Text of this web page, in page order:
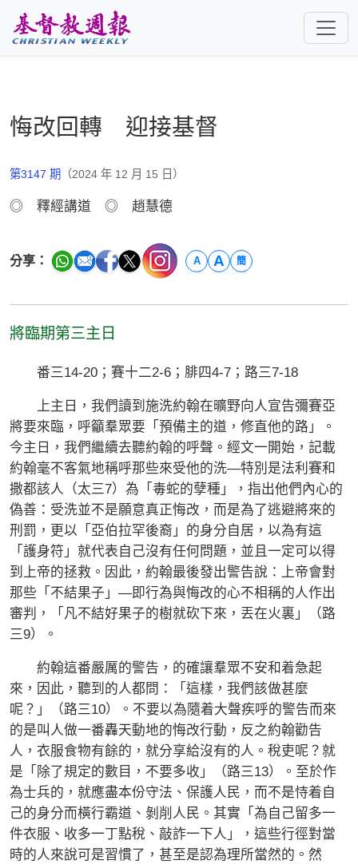
悔改回轉 迎接基督
第3147 期 （2024 年 12 月 15 日）
◎ 釋經講道 ◎ 趙慧德
分享： A A 簡
將臨期第三主日
番三14-20；賽十二2-6；腓四4-7；路三7-18
上主日，我們讀到施洗約翰在曠野向人宣告彌賽亞
將要來臨，呼籲羣眾要「預備主的道，修直他的路」。
今主日，我們繼續去聽約翰的呼聲。經文一開始，記載
約翰毫不客氣地稱呼那些來受他的洗—特別是法利賽和
撒都該人（太三7）為「毒蛇的孽種」，指出他們內心的
偽善：受洗並不是願意真正悔改，而是為了逃避將來的
刑罰，更以「亞伯拉罕後裔」的身分自居，以為有這
「護身符」就代表自己沒有任何問題，並且一定可以得
到上帝的拯救。因此，約翰最後發出警告說：上帝會對
那些「不結果子」—即行為與悔改的心不相稱的人作出
審判，「凡不結好果子的樹就砍下來，丟在火裏」（路
三9）。
約翰這番嚴厲的警告，的確讓羣眾不安和着急起
來，因此，聽到的人都問：「這樣，我們該做甚麼
呢？」（路三10）。不要以為隨着大聲疾呼的警告而來
的是叫人做一番轟天動地的悔改行動，反之約翰勸告
人，衣服食物有餘的，就分享給沒有的人。稅吏呢？就
是「除了規定的數目，不要多收」（路三13）。至於作
為士兵的，就應盡本份守法、保護人民，而不是恃着自
己的身分而橫行霸道、剝削人民。其實「為自己留多一
件衣服、收多一丁點稅、敲詐一下人」，這些行徑對當
時的人來說可是習慣了，甚至是認為理所當然的。然